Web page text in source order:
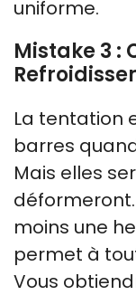
uniforme.
Mistake 3 :
La tentation
barres
Mais elles
moins une
permet à
Vous